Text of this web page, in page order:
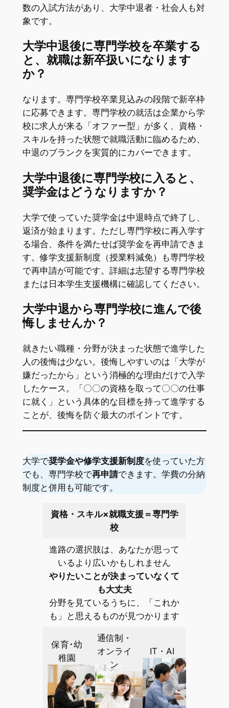
数の入試方法があり、大学中退者・社会人も対
象です。
大学中退後に専門学校を卒業する
と、就職は新卒扱いになります
か？
なります。専門学校卒業見込みの段階で新卒枠
に応募できます。専門学校の就活は企業から学
校に求人が来る「オファー型」が多く、資格・
スキルを持った状態で就職活動に臨めるため、
中退のブランクを実質的にカバーできます。
大学中退後に専門学校に入ると、
奨学金はどうなりますか？
大学で使っていた奨学金は中退時点で終了し、
返済が始まります。ただし専門学校に再入学す
る場合、条件を満たせば奨学金を再申請できま
す。修学支援新制度（授業料減免）も専門学校
で再申請が可能です。詳細は志望する専門学校
または日本学生支援機構に確認してください。
大学中退から専門学校に進んで後
悔しませんか？
就きたい職種・分野が決まった状態で進学した
人の後悔は少ない。後悔しやすいのは「大学が
嫌だったから」という消極的な理由だけで入学
したケース。「〇〇の資格を取って〇〇の仕事
に就く」という具体的な目標を持って進学する
ことが、後悔を防ぐ最大のポイントです。
大学で奨学金や修学支援新制度を使っていた方
でも、専門学校で再申請できます。学費の分納
制度と併用も可能です。
資格・スキル×就職支援＝専門学
校
進路の選択肢は、あなたが思って
いるより広いかもしれません
やりたいことが決まっていなくて
も大丈夫
分野を見ているうちに、「これか
も」と思えるものが見つかります
保育･幼
稚園
通信制・
オンライ
ン
IT・AI